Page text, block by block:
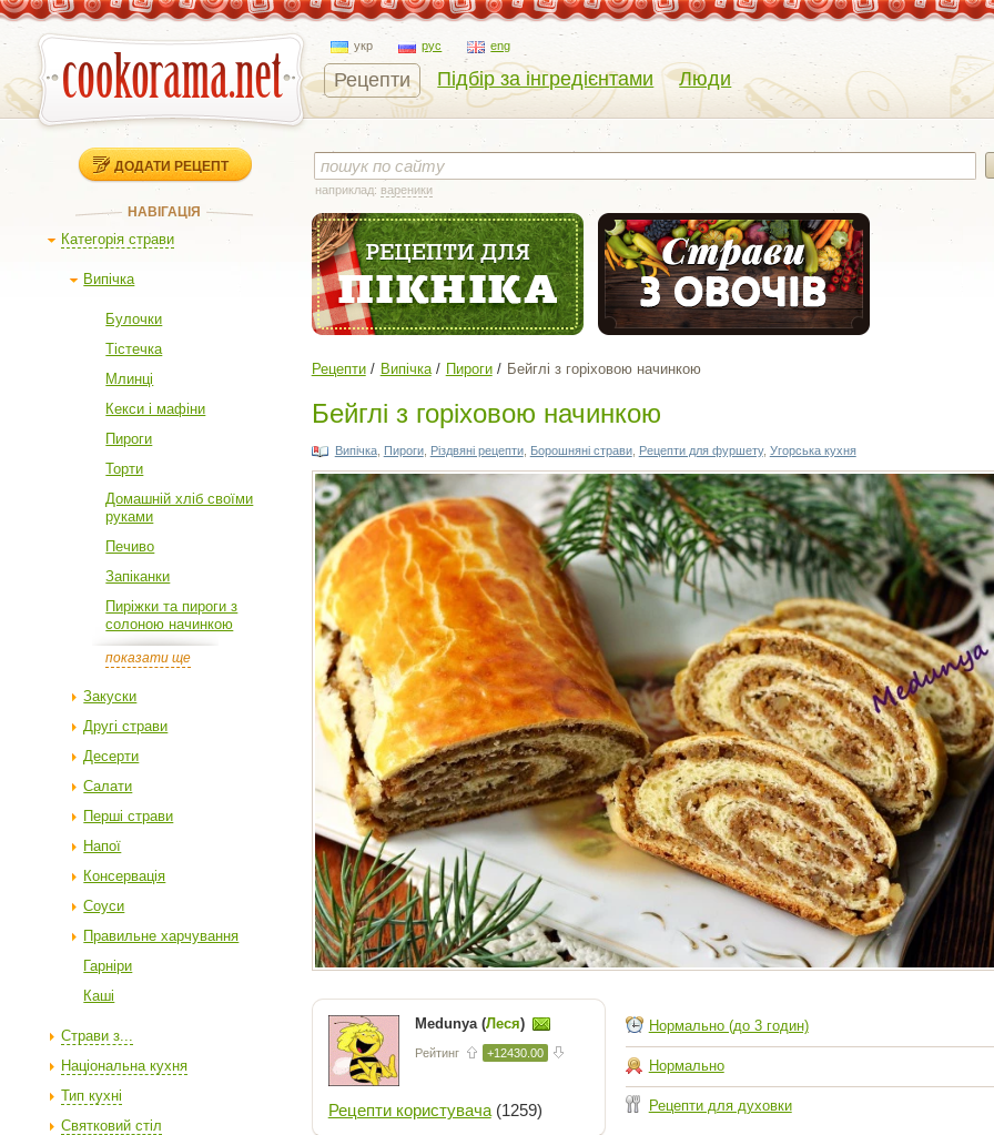
укр рус eng
Рецепти Підбір за інгредієнтами Люди
ДОДАТИ РЕЦЕПТ
НАВІГАЦІЯ
Категорія страви
Випічка
Булочки
Тістечка
Млинці
Кекси і мафіни
Пироги
Торти
Домашній хліб своїми
руками
Печиво
Запіканки
Пиріжки та пироги з
солоною начинкою
показати ще
Закуски
Другі страви
Десерти
Салати
Перші страви
Напої
Консервація
Соуси
Правильне харчування
Гарніри
Каші
Страви з...
Національна кухня
Тип кухні
Святковий стіл
наприклад: вареники
Рецепти Випічка Пироги Бейглі з горіховою начинкою
Бейглі з горіховою начинкою
Випічка, Пироги, Різдвяні рецепти, Борошняні страви, Рецепти для фуршету, Угорська кухня
Medunya (Леся)
Рейтинг +12430.00
Рецепти користувача(1259)
Нормально (до 3 годин)
Нормально
Рецепти для духовки